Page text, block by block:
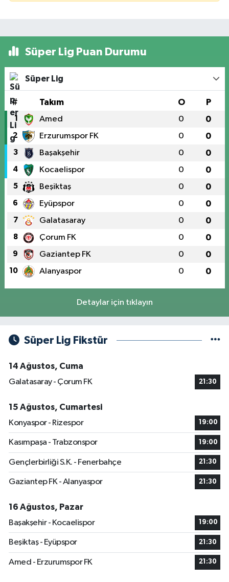
Süper Lig Puan Durumu
Süper Lig
# Takım O P
1 Amed 0 0
2 Erzurumspor FK 0 0
3 Başakşehir 0 0
4 Kocaelispor 0 0
5 Beşiktaş 0 0
6 Eyüpspor 0 0
7 Galatasaray 0 0
8 Çorum FK 0 0
9 Gaziantep FK 0 0
10 Alanyaspor 0 0
Detaylar için tıklayın
Süper Lig Fikstür
14 Ağustos, Cuma
Galatasaray - Çorum FK
21:30
15 Ağustos, Cumartesi
Konyaspor - Rizespor
19:00
Kasımpaşa - Trabzonspor 19:00
Gençlerbirliği S.K. - Fenerbahçe 21:30
Gaziantep FK - Alanyaspor 21:30
16 Ağustos, Pazar
Başakşehir - Kocaelispor
19:00
Beşiktaş - Eyüpspor 21:30
Amed - Erzurumspor FK 21:30